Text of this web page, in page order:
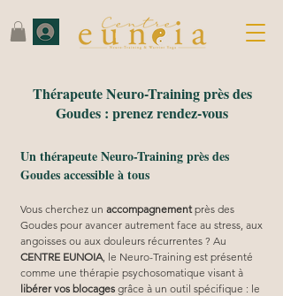
Thérapeute Neuro-Training près des
Goudes : prenez rendez-vous
Un thérapeute Neuro-Training près des
Goudes accessible à tous
Vous cherchez un accompagnement près des
Goudes pour avancer autrement face au stress, aux
angoisses ou aux douleurs récurrentes ? Au
CENTRE EUNOIA, le Neuro-Training est présenté
comme une thérapie psychosomatique visant à
libérer vos blocages grâce à un outil spécifique : le